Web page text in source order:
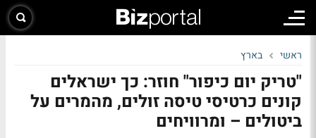
ראשי בארץ
"טריק יום כיפור" חוזר: כך ישראלים
קונים כרטיסי טיסה זולים, מהמרים על
ביטולים – ומרוויחים